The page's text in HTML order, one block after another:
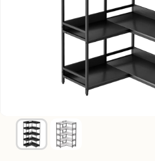
Стеллаж Конер 2
Массив дерева
ЛДСП